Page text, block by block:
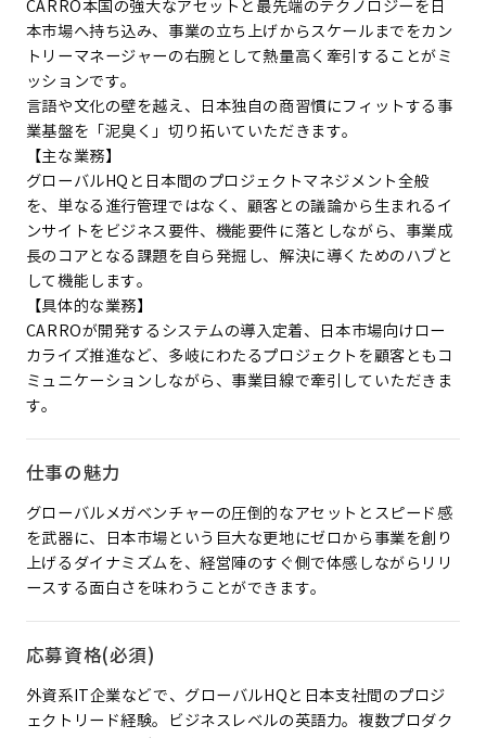
CARRO本国の強大なアセットと最先端のテクノロジーを日
本市場へ持ち込み、事業の立ち上げからスケールまでをカン
トリーマネージャーの右腕として熱量高く牽引することがミ
ッションです。
言語や文化の壁を越え、日本独自の商習慣にフィットする事
業基盤を「泥臭く」切り拓いていただきます。
【主な業務】
グローバルHQと日本間のプロジェクトマネジメント全般
を、単なる進行管理ではなく、顧客との議論から生まれるイ
ンサイトをビジネス要件、機能要件に落としながら、事業成
長のコアとなる課題を自ら発掘し、解決に導くためのハブと
して機能します。
【具体的な業務】
CARROが開発するシステムの導入定着、日本市場向けロー
カライズ推進など、多岐にわたるプロジェクトを顧客ともコ
ミュニケーションしながら、事業目線で牽引していただきま
す。
仕事の魅力
グローバルメガベンチャーの圧倒的なアセットとスピード感
を武器に、日本市場という巨大な更地にゼロから事業を創り
上げるダイナミズムを、経営陣のすぐ側で体感しながらリリ
ースする面白さを味わうことができます。
応募資格(必須)
外資系IT企業などで、グローバルHQと日本支社間のプロジ
ェクトリード経験。ビジネスレベルの英語力。複数プロダク